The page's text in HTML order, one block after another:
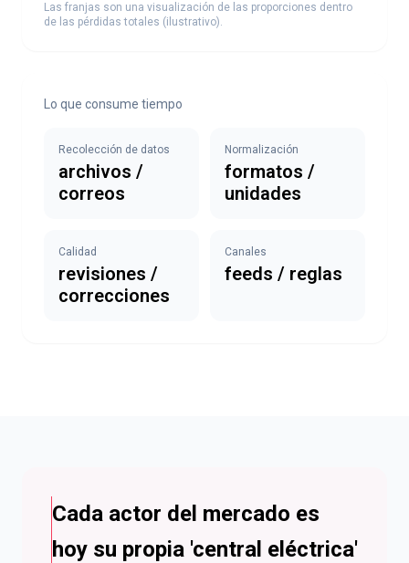
Las franjas son una visualización de las proporciones dentro
de las pérdidas totales (ilustrativo).
Lo que consume tiempo
Recolección de datos
archivos /
correos
Normalización
formatos /
unidades
Calidad
revisiones /
correcciones
Canales
feeds / reglas
Cada actor del mercado es
hoy su propia 'central eléctrica'